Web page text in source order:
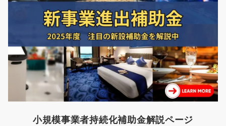
小規模事業者持続化補助金解説ページ